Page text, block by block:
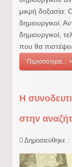
μικρή δοξασία:
δημιουργικοί.
δημιουργικοί,
που θα
Περισσότερα...
Η
στην
Δημοσιεύθηκε